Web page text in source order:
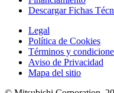
Descargar Fichas
Legal
Política de Cookies
Términos y
Aviso de Privacidad
Mapa del sitio